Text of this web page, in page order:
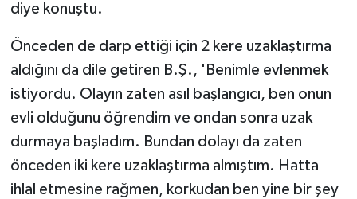
diye konuştu.
Önceden de darp ettiği için 2 kere uzaklaştırma
aldığını da dile getiren B.Ş., 'Benimle evlenmek
istiyordu. Olayın zaten asıl başlangıcı, ben onun
evli olduğunu öğrendim ve ondan sonra uzak
durmaya başladım. Bundan dolayı da zaten
önceden iki kere uzaklaştırma almıştım. Hatta
ihlal etmesine rağmen, korkudan ben yine bir şey